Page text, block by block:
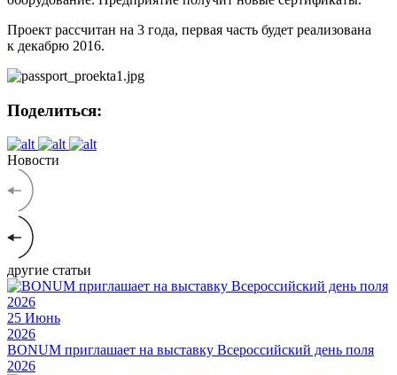
Проект рассчитан на 3 года, первая часть будет реализована
к декабрю 2016.
Поделиться:
Новости
другие статьи
25 Июнь
2026
BONUM приглашает на выставку Всероссийский день поля
2026